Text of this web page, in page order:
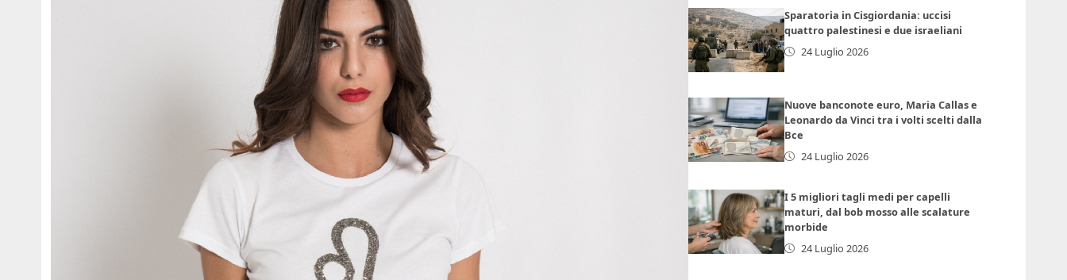
Sparatoria in Cisgiordania: uccisi
quattro palestinesi e due israeliani
24 Luglio 2026
Nuove banconote euro, Maria Callas e
Leonardo da Vinci tra i volti scelti dalla
Bce
24 Luglio 2026
I 5 migliori tagli medi per capelli
maturi, dal bob mosso alle scalature
morbide
24 Luglio 2026